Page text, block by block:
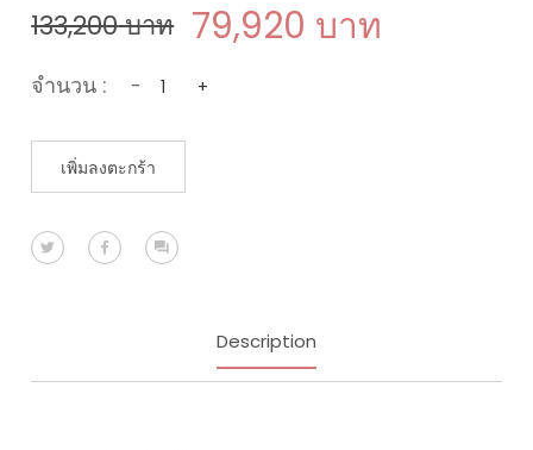
133,200บาท 79,920 บาท
จำนวน : - +
เพิ่มลงตะกร้า
Description